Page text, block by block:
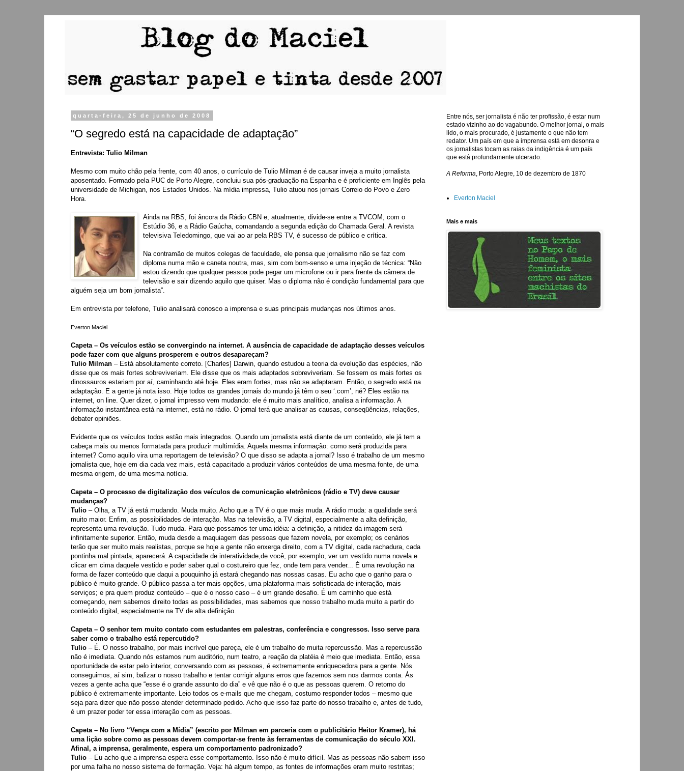
quarta-feira, 25 de junho de 2008
“O segredo está na capacidade de adaptação”
Entrevista: Tulio Milman
Mesmo com muito chão pela frente, com 40 anos, o currículo de Tulio Milman é de causar inveja a muito jornalista
aposentado. Formado pela PUC de Porto Alegre, concluiu sua pós-graduação na Espanha e é proficiente em Inglês pela
universidade de Michigan, nos Estados Unidos. Na mídia impressa, Tulio atuou nos jornais Correio do Povo e Zero
Hora.
Ainda na RBS, foi âncora da Rádio CBN e, atualmente, divide-se entre a TVCOM, com o
Estúdio 36, e a Rádio Gaúcha, comandando a segunda edição do Chamada Geral. A revista
televisiva Teledomingo, que vai ao ar pela RBS TV, é sucesso de público e crítica.
Na contramão de muitos colegas de faculdade, ele pensa que jornalismo não se faz com
diploma numa mão e caneta noutra, mas, sim com bom-senso e uma injeção de técnica: “Não
estou dizendo que qualquer pessoa pode pegar um microfone ou ir para frente da câmera de
televisão e sair dizendo aquilo que quiser. Mas o diploma não é condição fundamental para que
alguém seja um bom jornalista”.
Em entrevista por telefone, Tulio analisará conosco a imprensa e suas principais mudanças nos últimos anos.
Everton Maciel
Capeta – Os veículos estão se convergindo na internet. A ausência de capacidade de adaptação desses veículos
pode fazer com que alguns prosperem e outros desapareçam?
Tulio Milman – Está absolutamente correto. [Charles] Darwin, quando estudou a teoria da evolução das espécies, não
disse que os mais fortes sobreviveriam. Ele disse que os mais adaptados sobreviveriam. Se fossem os mais fortes os
dinossauros estariam por aí, caminhando até hoje. Eles eram fortes, mas não se adaptaram. Então, o segredo está na
adaptação. E a gente já nota isso. Hoje todos os grandes jornais do mundo já têm o seu ‘.com’, né? Eles estão na
internet, on line. Quer dizer, o jornal impresso vem mudando: ele é muito mais analítico, analisa a informação. A
informação instantânea está na internet, está no rádio. O jornal terá que analisar as causas, conseqüências, relações,
debater opiniões.
Evidente que os veículos todos estão mais integrados. Quando um jornalista está diante de um conteúdo, ele já tem a
cabeça mais ou menos formatada para produzir multimídia. Aquela mesma informação: como será produzida para
internet? Como aquilo vira uma reportagem de televisão? O que disso se adapta a jornal? Isso é trabalho de um mesmo
jornalista que, hoje em dia cada vez mais, está capacitado a produzir vários conteúdos de uma mesma fonte, de uma
mesma origem, de uma mesma notícia.
Capeta – O processo de digitalização dos veículos de comunicação eletrônicos (rádio e TV) deve causar
mudanças?
Tulio – Olha, a TV já está mudando. Muda muito. Acho que a TV é o que mais muda. A rádio muda: a qualidade será
muito maior. Enfim, as possibilidades de interação. Mas na televisão, a TV digital, especialmente a alta definição,
representa uma revolução. Tudo muda. Para que possamos ter uma idéia: a definição, a nitidez da imagem será
infinitamente superior. Então, muda desde a maquiagem das pessoas que fazem novela, por exemplo; os cenários
terão que ser muito mais realistas, porque se hoje a gente não enxerga direito, com a TV digital, cada rachadura, cada
pontinha mal pintada, aparecerá. A capacidade de interatividade,de você, por exemplo, ver um vestido numa novela e
clicar em cima daquele vestido e poder saber qual o costureiro que fez, onde tem para vender... É uma revolução na
forma de fazer conteúdo que daqui a pouquinho já estará chegando nas nossas casas. Eu acho que o ganho para o
público é muito grande. O público passa a ter mais opções, uma plataforma mais sofisticada de interação, mais
serviços; e pra quem produz conteúdo – que é o nosso caso – é um grande desafio. É um caminho que está
começando, nem sabemos direito todas as possibilidades, mas sabemos que nosso trabalho muda muito a partir do
conteúdo digital, especialmente na TV de alta definição.
Capeta – O senhor tem muito contato com estudantes em palestras, conferência e congressos. Isso serve para
saber como o trabalho está repercutido?
Tulio – É. O nosso trabalho, por mais incrível que pareça, ele é um trabalho de muita repercussão. Mas a repercussão
não é imediata. Quando nós estamos num auditório, num teatro, a reação da platéia é meio que imediata. Então, essa
oportunidade de estar pelo interior, conversando com as pessoas, é extremamente enriquecedora para a gente. Nós
conseguimos, aí sim, balizar o nosso trabalho e tentar corrigir alguns erros que fazemos sem nos darmos conta. Às
vezes a gente acha que “esse é o grande assunto do dia” e vê que não é o que as pessoas querem. O retorno do
público é extremamente importante. Leio todos os e-mails que me chegam, costumo responder todos – mesmo que
seja para dizer que não posso atender determinado pedido. Acho que isso faz parte do nosso trabalho e, antes de tudo,
é um prazer poder ter essa interação com as pessoas.
Capeta – No livro “Vença com a Mídia” (escrito por Milman em parceria com o publicitário Heitor Kramer), há
uma lição sobre como as pessoas devem comportar-se frente às ferramentas de comunicação do século XXI.
Afinal, a imprensa, geralmente, espera um comportamento padronizado?
Tulio – Eu acho que a imprensa espera esse comportamento. Isso não é muito difícil. Mas as pessoas não sabem isso
por uma falha no nosso sistema de formação. Veja: há algum tempo, as fontes de informações eram muito restritas;
Entre nós, ser jornalista é não ter profissão, é estar num
estado vizinho ao do vagabundo. O melhor jornal, o mais
lido, o mais procurado, é justamente o que não tem
redator. Um país em que a imprensa está em desonra e
os jornalistas tocam as raias da indigência é um país
que está profundamente ulcerado.
A Reforma, Porto Alegre, 10 de dezembro de 1870
Everton Maciel
Mais e mais